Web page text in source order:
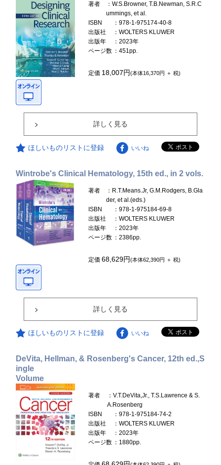
著者
：W.S.Browner, T.B.Newman, S.R.C
ummings, et al.
ISBN
：978-1-975174-40-8
出版社
：WOLTERS KLUWER
出版年
：2023年
ページ数 ：451pp.
定価 18,007円(本体16,370円 ＋ 税)
詳しく見る
ほしいものリストに登録 いいね
Wintrobe's Clinical Hematology, 15th ed., in 2 vols.
著者
：R.T.Means.Jr, G.M.Rodgers, B.Gla
der, et al.(eds.)
ISBN
：978-1-975184-69-8
出版社
：WOLTERS KLUWER
出版年
：2023年
ページ数 ：2386pp.
定価68,629円(本体62,390円 ＋ 税)
詳しく見る
ほしいものリストに登録 いいね
DeVita, Hellman, & Rosenberg's Cancer, 12th ed.,S
ingle
Volume
著者
：V.T.DeVita,Jr., T.S.Lawrence & S.
A.Rosenberg
ISBN
：978-1-975184-74-2
出版社
：WOLTERS KLUWER
出版年
：2023年
ページ数 ：1880pp.